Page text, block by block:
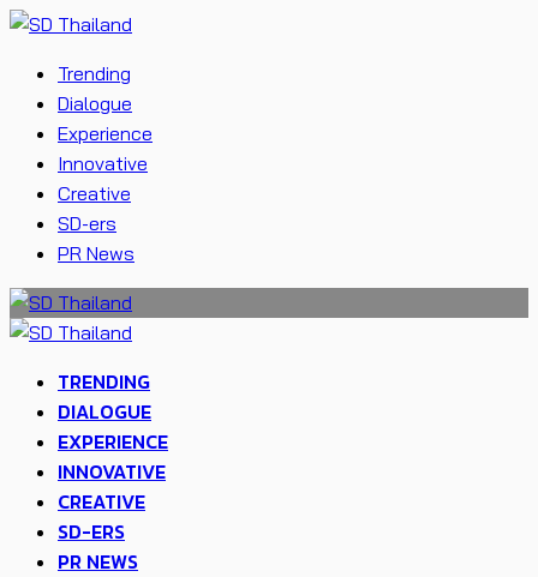
Trending
Dialogue
Experience
Innovative
Creative
SD-ers
PR News
TRENDING
DIALOGUE
EXPERIENCE
INNOVATIVE
CREATIVE
SD-ERS
PR NEWS